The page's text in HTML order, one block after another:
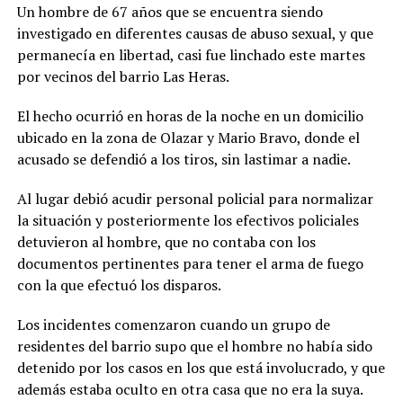
Un hombre de 67 años que se encuentra siendo
investigado en diferentes causas de abuso sexual, y que
permanecía en libertad, casi fue linchado este martes
por vecinos del barrio Las Heras.
El hecho ocurrió en horas de la noche en un domicilio
ubicado en la zona de Olazar y Mario Bravo, donde el
acusado se defendió a los tiros, sin lastimar a nadie.
Al lugar debió acudir personal policial para normalizar
la situación y posteriormente los efectivos policiales
detuvieron al hombre, que no contaba con los
documentos pertinentes para tener el arma de fuego
con la que efectuó los disparos.
Los incidentes comenzaron cuando un grupo de
residentes del barrio supo que el hombre no había sido
detenido por los casos en los que está involucrado, y que
además estaba oculto en otra casa que no era la suya.